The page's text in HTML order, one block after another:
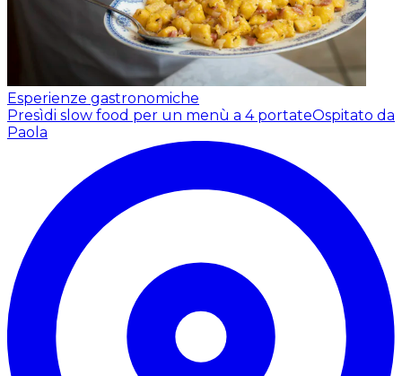
Esperienze gastronomiche
Presìdi slow food per un menù a 4 portateOspitato da
Paola